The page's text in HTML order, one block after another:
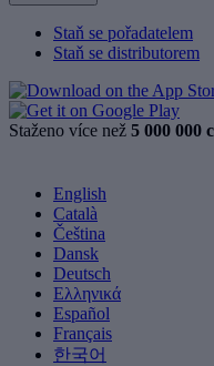
Staň se pořadatelem
Staň se distributorem
Staženo více než 5 000 000
English
Català
Čeština
Dansk
Deutsch
Ελληνικά
Español
Français
한국어